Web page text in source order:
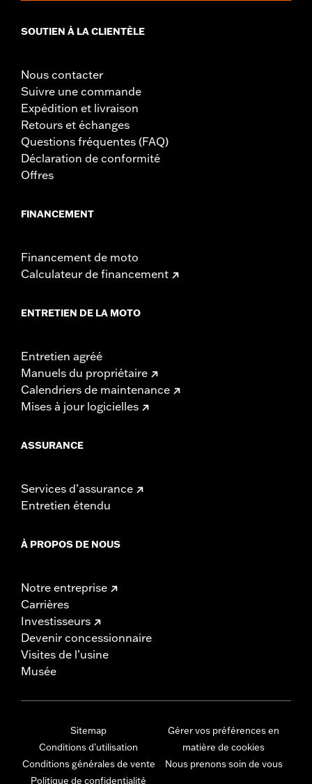
SOUTIEN À LA CLIENTÈLE
Nous contacter
Suivre une commande
Expédition et livraison
Retours et échanges
Questions fréquentes (FAQ)
Déclaration de conformité
Offres
FINANCEMENT
Financement de moto
Calculateur de financement
ENTRETIEN DE LA MOTO
Entretien agréé
Manuels du propriétaire
Calendriers de maintenance
Mises à jour logicielles
ASSURANCE
Services d’assurance
Entretien étendu
À PROPOS DE NOUS
Notre entreprise
Carrières
Investisseurs
Devenir concessionnaire
Visites de l’usine
Musée
Sitemap
Conditions d'utilisation
Conditions générales de vente
Politique de confidentialité
Gérer vos préférences en
matière de cookies
Nous prenons soin de vous